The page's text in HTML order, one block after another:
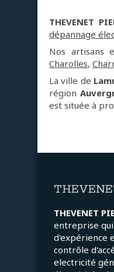
THEVENET
dépannage
Nos artisans
Charolles,
La ville de
région
est située à
THEVENET
entreprise qui
d'expérience
contrôle
electricité